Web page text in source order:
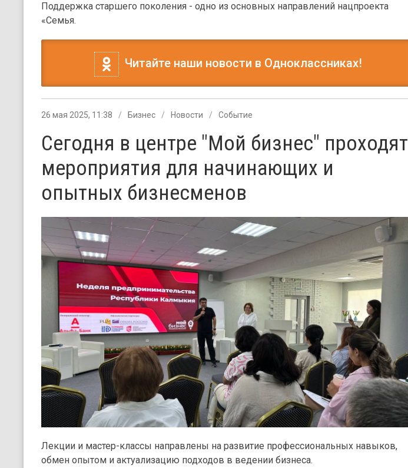
Поддержка старшего поколения - одно из основных направлений нацпроекта
«Семья.
Читайте наши новости в Одноклассниках!
26 мая 2025, 11:38 Бизнес Новости Событие
Сегодня в центре "Мой бизнес" проходят
мероприятия для начинающих и
опытных бизнесменов
Лекции и мастер-классы направлены на развитие профессиональных навыков,
обмен опытом и актуализацию подходов в ведении бизнеса.